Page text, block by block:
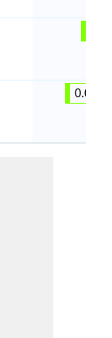
0.00 %